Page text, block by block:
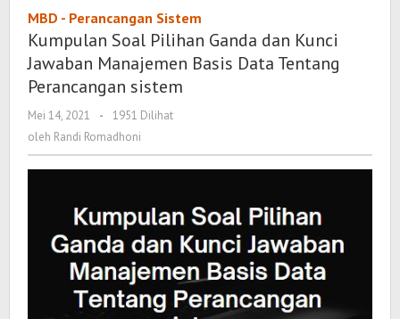
Ganda
dan
Data
Perancangan
sistem
MBD - Perancangan Sistem
Kumpulan Soal Pilihan Ganda dan Kunci
Jawaban Manajemen Basis Data Tentang
Perancangan sistem
Mei 14, 2021
oleh
Randi
-
1951 Dilihat
oleh Randi Romadhoni